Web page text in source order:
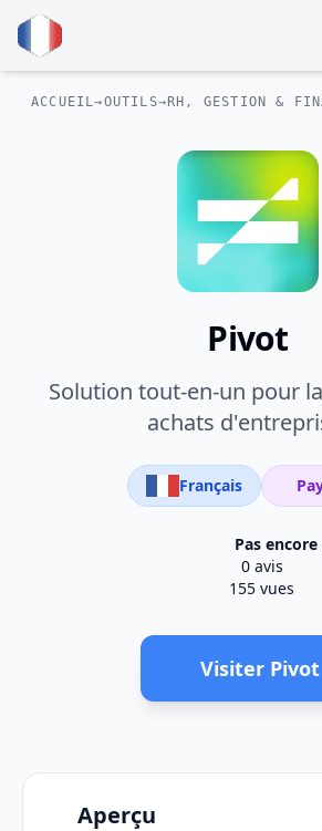
ACCUEIL→OUTILS→ RH, GESTION &
Pivot
Solution tout-en-un pour
achats
Français
Pas
0 avis
155 vues
Visiter Pivot
Aperçu